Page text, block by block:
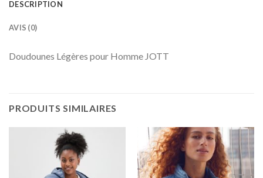
DESCRIPTION
AVIS (0)
Doudounes Légères pour Homme JOTT
PRODUITS SIMILAIRES